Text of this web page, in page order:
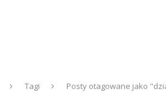
Tagi Posty otagowane jako